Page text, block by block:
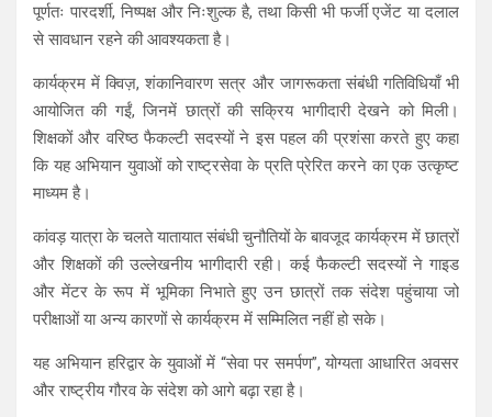
पूर्णतः पारदर्शी, निष्पक्ष और निःशुल्क है, तथा किसी भी फर्जी एजेंट या दलाल
से सावधान रहने की आवश्यकता है।
कार्यक्रम में क्विज़, शंकानिवारण सत्र और जागरूकता संबंधी गतिविधियाँ भी
आयोजित की गईं, जिनमें छात्रों की सक्रिय भागीदारी देखने को मिली।
शिक्षकों और वरिष्ठ फैकल्टी सदस्यों ने इस पहल की प्रशंसा करते हुए कहा
कि यह अभियान युवाओं को राष्ट्रसेवा के प्रति प्रेरित करने का एक उत्कृष्ट
माध्यम है।
कांवड़ यात्रा के चलते यातायात संबंधी चुनौतियों के बावजूद कार्यक्रम में छात्रों
और शिक्षकों की उल्लेखनीय भागीदारी रही। कई फैकल्टी सदस्यों ने गाइड
और मेंटर के रूप में भूमिका निभाते हुए उन छात्रों तक संदेश पहुंचाया जो
परीक्षाओं या अन्य कारणों से कार्यक्रम में सम्मिलित नहीं हो सके।
यह अभियान हरिद्वार के युवाओं में “सेवा पर समर्पण”, योग्यता आधारित अवसर
और राष्ट्रीय गौरव के संदेश को आगे बढ़ा रहा है।